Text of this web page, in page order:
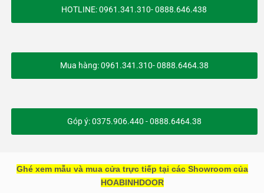
HOTLINE: 0961.341.310- 0888.646.438
Mua hàng: 0961.341.310- 0888.6464.38
Góp ý: 0375.906.440 - 0888.6464.38
Ghé xem mẫu và mua cửa trực tiếp tại các Showroom của
HOABINHDOOR